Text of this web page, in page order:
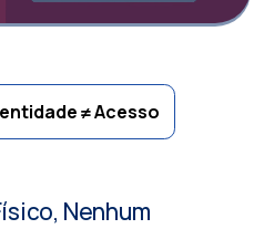
≠ Acesso
Nenhum